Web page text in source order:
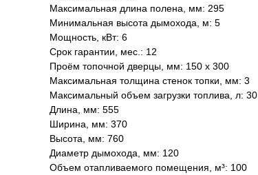
Максимальная длина полена, мм: 295
Минимальная высота дымохода, м: 5
Мощность, кВт: 6
Срок гарантии, мес.: 12
Проём топочной дверцы, мм: 150 х 300
Максимальная толщина стенок топки, мм: 3
Максимальный объем загрузки топлива, л: 30
Длина, мм: 555
Ширина, мм: 370
Высота, мм: 760
Диаметр дымохода, мм: 120
Объем отапливаемого помещения, м³: 100